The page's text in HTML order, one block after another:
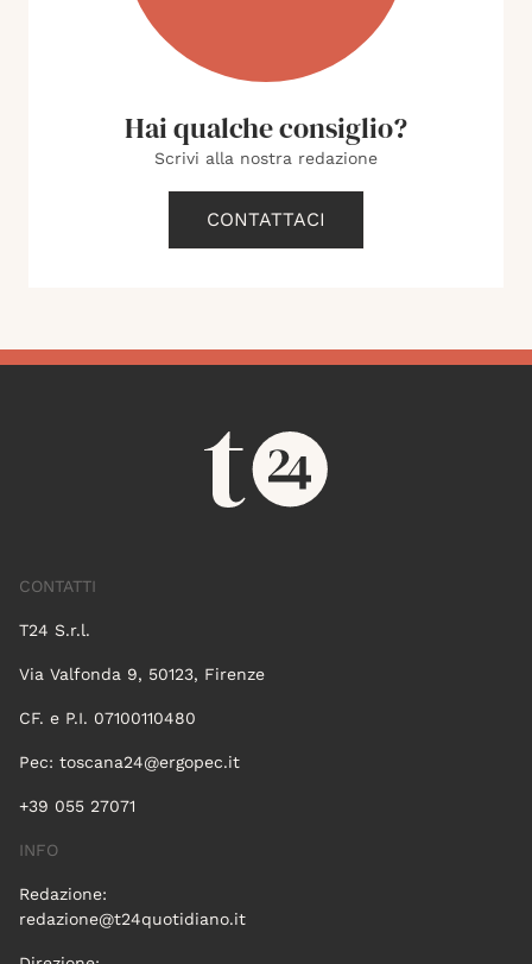
Hai qualche consiglio?
Scrivi alla nostra redazione
CONTATTACI
CONTATTI
T24 S.r.l.
Via Valfonda 9, 50123, Firenze
CF. e P.I. 07100110480
Pec: toscana24@ergopec.it
+39 055 27071
INFO
Redazione:
redazione@t24quotidiano.it